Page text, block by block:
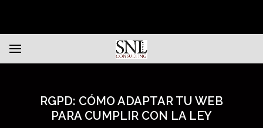
RGPD: CÓMO ADAPTAR TU WEB
PARA CUMPLIR CON LA LEY